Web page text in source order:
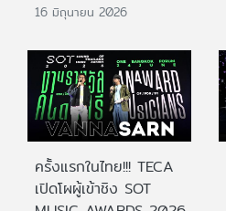
16 มิถุนายน 2026
ครั้งแรกในไทย!!! TECA
เปิดโผผู้เข้าชิง SOT